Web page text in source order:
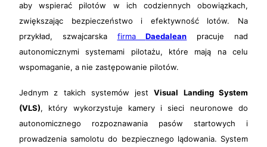
aby wspierać pilotów w ich codziennych obowiązkach,
zwiększając bezpieczeństwo i efektywność lotów. Na
przykład, szwajcarska firmaDaedalean pracuje nad
autonomicznymi systemami pilotażu, które mają na celu
wspomaganie, a nie zastępowanie pilotów.
Jednym z takich systemów jestVisual Landing System
(VLS), który wykorzystuje kamery i sieci neuronowe do
autonomicznego rozpoznawania pasów startowych i
prowadzenia samolotu do bezpiecznego lądowania. System